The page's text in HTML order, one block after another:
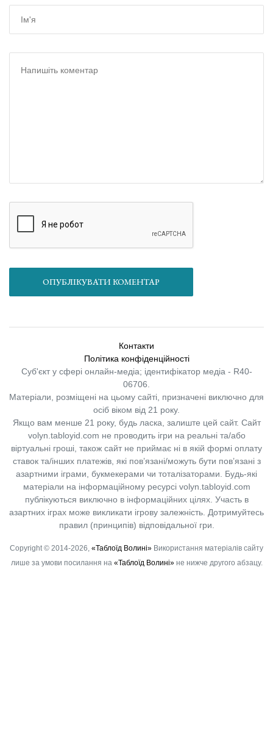
ОПУБЛІКУВАТИ КОМЕНТАР
Контакти
Політика конфіденційності
Суб'єкт у сфері онлайн-медіа; ідентифікатор медіа - R40-
06706.
Матеріали, розміщені на цьому сайті, призначені виключно для
осіб віком від 21 року.
Якщо вам менше 21 року, будь ласка, залиште цей сайт. Сайт
volyn.tabloyid.com не проводить ігри на реальні та/або
віртуальні гроші, також сайт не приймає ні в якій формі оплату
ставок та/інших платежів, які пов’язані/можуть бути пов’язані з
азартними іграми, букмекерами чи тоталізаторами. Будь-які
матеріали на інформаційному ресурсі volyn.tabloyid.com
публікуються виключно в інформаційних цілях. Участь в
азартних іграх може викликати ігрову залежність. Дотримуйтесь
правил (принципів) відповідальної гри.
Copyright © 2014-2026, «Таблоїд Волині» Використання матеріалів сайту
лише за умови посилання на «Таблоїд Волині»не нижче другого абзацу.